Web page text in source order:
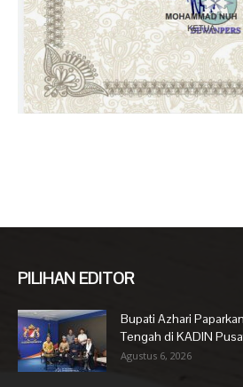
PILIHAN EDITOR
Bupati Azhari
Tengah di KADIN
Agustus 6, 2026